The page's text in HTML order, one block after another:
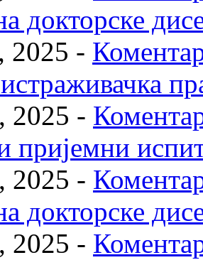
докторске
2025 -
2025 -
пријемни
2025 -
докторске
2025 -